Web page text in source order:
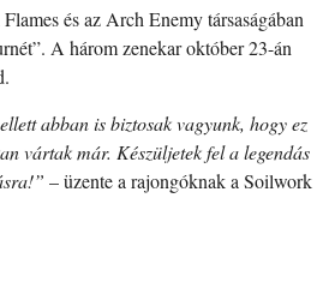
és az Arch Enemy társaságában
A három zenekar október 23-án
abban is biztosak vagyunk, hogy ez
vártak már. Készüljetek fel a legendás
– üzente a rajongóknak a Soilwork